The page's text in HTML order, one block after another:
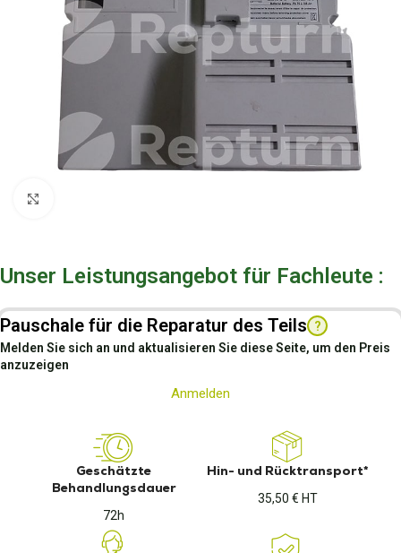
Unser Leistungsangebot für Fachleute :
Pauschale für die Reparatur des Teils ?
Melden Sie sich an und aktualisieren Sie diese Seite, um den Preis
anzuzeigen
Anmelden
Geschätzte
Behandlungsdauer
72h
Hin- und Rücktransport*
35,50 € HT